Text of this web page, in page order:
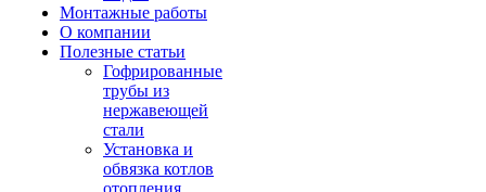
Монтажные работы
О компании
Полезные статьи
Гофрированные
трубы из
нержавеющей
стали
Установка и
обвязка котлов
отопления